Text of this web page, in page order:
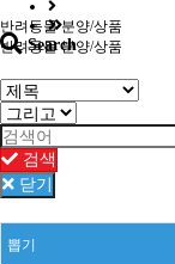
반려동물 분양/상품
반려동물 분양/상품
Search
검색
닫기
뽑기